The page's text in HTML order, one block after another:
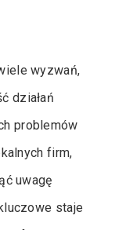
wyzwań,
działań
problemów
firm,
uwagę
staje